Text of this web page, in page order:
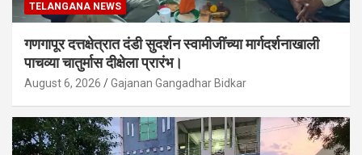
TELANGANA NEWS
गणगापूर दत्तक्षेत्रात दंडी सुदर्शन स्वामीजींच्या मार्गदर्शनाखाली
पाचव्या चातुर्मास दीक्षेला प्रारंभ।
August 6, 2026 Gajanan Gangadhar Bidkar